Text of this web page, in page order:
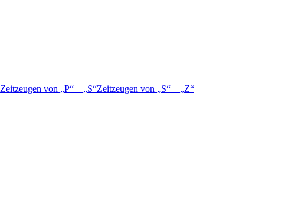
Zeitzeugen von P – S Zeitzeugen von S –
Z